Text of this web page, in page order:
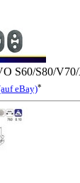
S60/S80/
eBay)*